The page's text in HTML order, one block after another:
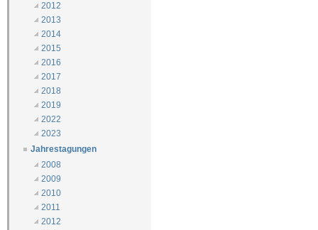
2012
2013
2014
2015
2016
2017
2018
2019
2022
2023
Jahrestagungen
2008
2009
2010
2011
2012